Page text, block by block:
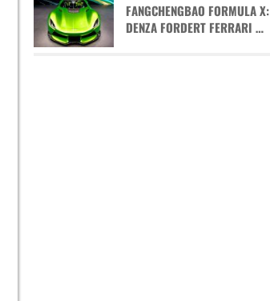
FANGCHENGBAO FORMULA X:
DENZA FORDERT FERRARI …